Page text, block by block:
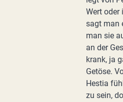
Wert oder
sagt man
man sie
an der
krank, ja
Getöse.
Hestia
zu sein,